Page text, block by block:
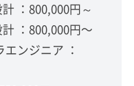
：800,000円～
：800,000円〜
ンジニア ：